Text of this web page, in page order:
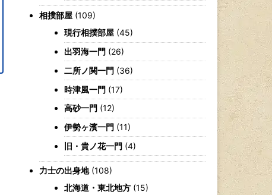
相撲部屋 (109)
現行相撲部屋 (45)
出羽海一門 (26)
二所ノ関一門 (36)
時津風一門 (17)
高砂一門 (12)
伊勢ヶ濱一門 (11)
旧・貴ノ花一門 (4)
力士の出身地(108)
北海道・東北地方 (15)